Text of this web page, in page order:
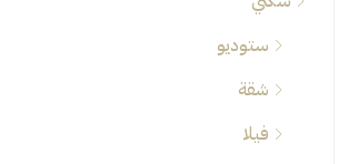
ستوديو
شقة
فيلا